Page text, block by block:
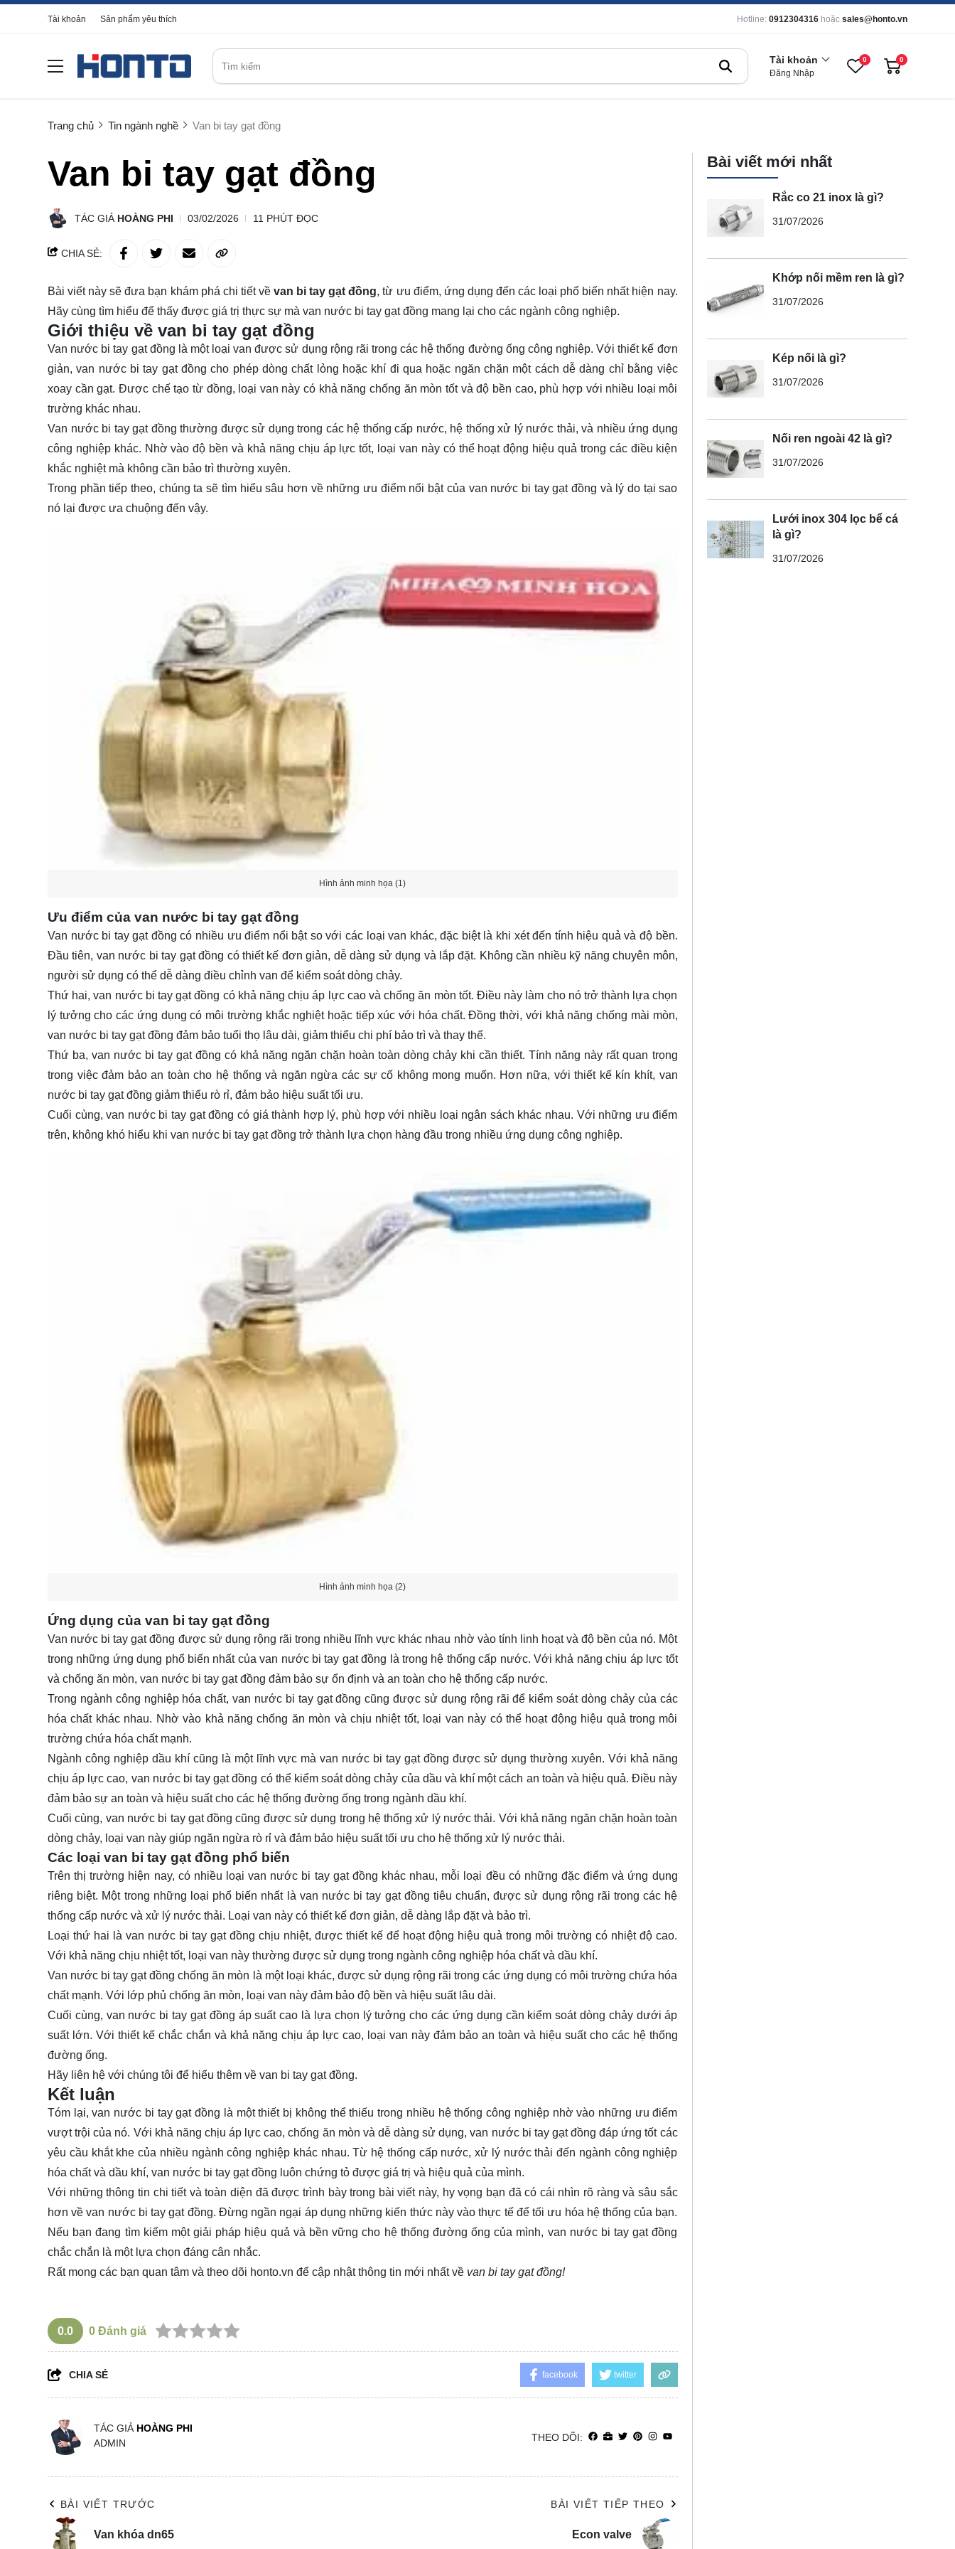
Tài khoản Sản phẩm yêu thích Hotline: 0912304316 hoặc sales@honto.vn
Tài khoản
Đăng Nhập
0 0
Trang chủ Tin ngành nghề Van bi tay gạt đồng
Van bi tay gạt đồng
TÁC GIẢ HOÀNG PHI 03/02/2026 11 PHÚT ĐỌC
CHIA SẺ:
Bài viết này sẽ đưa bạn khám phá chi tiết về van bi tay gạt đồng, từ ưu điểm, ứng dụng đến các loại phổ biến nhất hiện nay.
Hãy cùng tìm hiểu để thấy được giá trị thực sự mà van nước bi tay gạt đồng mang lại cho các ngành công nghiệp.
Giới thiệu về van bi tay gạt đồng
Van nước bi tay gạt đồng là một loại van được sử dụng rộng rãi trong các hệ thống đường ống công nghiệp. Với thiết kế đơn
giản, van nước bi tay gạt đồng cho phép dòng chất lỏng hoặc khí đi qua hoặc ngăn chặn một cách dễ dàng chỉ bằng việc
xoay cần gạt. Được chế tạo từ đồng, loại van này có khả năng chống ăn mòn tốt và độ bền cao, phù hợp với nhiều loại môi
trường khác nhau.
Van nước bi tay gạt đồng thường được sử dụng trong các hệ thống cấp nước, hệ thống xử lý nước thải, và nhiều ứng dụng
công nghiệp khác. Nhờ vào độ bền và khả năng chịu áp lực tốt, loại van này có thể hoạt động hiệu quả trong các điều kiện
khắc nghiệt mà không cần bảo trì thường xuyên.
Trong phần tiếp theo, chúng ta sẽ tìm hiểu sâu hơn về những ưu điểm nổi bật của van nước bi tay gạt đồng và lý do tại sao
nó lại được ưa chuộng đến vậy.
Hình ảnh minh họa (1)
Ưu điểm của van nước bi tay gạt đồng
Van nước bi tay gạt đồng có nhiều ưu điểm nổi bật so với các loại van khác, đặc biệt là khi xét đến tính hiệu quả và độ bền.
Đầu tiên, van nước bi tay gạt đồng có thiết kế đơn giản, dễ dàng sử dụng và lắp đặt. Không cần nhiều kỹ năng chuyên môn,
người sử dụng có thể dễ dàng điều chỉnh van để kiểm soát dòng chảy.
Thứ hai, van nước bi tay gạt đồng có khả năng chịu áp lực cao và chống ăn mòn tốt. Điều này làm cho nó trở thành lựa chọn
lý tưởng cho các ứng dụng có môi trường khắc nghiệt hoặc tiếp xúc với hóa chất. Đồng thời, với khả năng chống mài mòn,
van nước bi tay gạt đồng đảm bảo tuổi thọ lâu dài, giảm thiểu chi phí bảo trì và thay thế.
Thứ ba, van nước bi tay gạt đồng có khả năng ngăn chặn hoàn toàn dòng chảy khi cần thiết. Tính năng này rất quan trọng
trong việc đảm bảo an toàn cho hệ thống và ngăn ngừa các sự cố không mong muốn. Hơn nữa, với thiết kế kín khít, van
nước bi tay gạt đồng giảm thiểu rò rỉ, đảm bảo hiệu suất tối ưu.
Cuối cùng, van nước bi tay gạt đồng có giá thành hợp lý, phù hợp với nhiều loại ngân sách khác nhau. Với những ưu điểm
trên, không khó hiểu khi van nước bi tay gạt đồng trở thành lựa chọn hàng đầu trong nhiều ứng dụng công nghiệp.
Hình ảnh minh họa (2)
Ứng dụng của van bi tay gạt đồng
Van nước bi tay gạt đồng được sử dụng rộng rãi trong nhiều lĩnh vực khác nhau nhờ vào tính linh hoạt và độ bền của nó. Một
trong những ứng dụng phổ biến nhất của van nước bi tay gạt đồng là trong hệ thống cấp nước. Với khả năng chịu áp lực tốt
và chống ăn mòn, van nước bi tay gạt đồng đảm bảo sự ổn định và an toàn cho hệ thống cấp nước.
Trong ngành công nghiệp hóa chất, van nước bi tay gạt đồng cũng được sử dụng rộng rãi để kiểm soát dòng chảy của các
hóa chất khác nhau. Nhờ vào khả năng chống ăn mòn và chịu nhiệt tốt, loại van này có thể hoạt động hiệu quả trong môi
trường chứa hóa chất mạnh.
Ngành công nghiệp dầu khí cũng là một lĩnh vực mà van nước bi tay gạt đồng được sử dụng thường xuyên. Với khả năng
chịu áp lực cao, van nước bi tay gạt đồng có thể kiểm soát dòng chảy của dầu và khí một cách an toàn và hiệu quả. Điều này
đảm bảo sự an toàn và hiệu suất cho các hệ thống đường ống trong ngành dầu khí.
Cuối cùng, van nước bi tay gạt đồng cũng được sử dụng trong hệ thống xử lý nước thải. Với khả năng ngăn chặn hoàn toàn
dòng chảy, loại van này giúp ngăn ngừa rò rỉ và đảm bảo hiệu suất tối ưu cho hệ thống xử lý nước thải.
Các loại van bi tay gạt đồng phổ biến
Trên thị trường hiện nay, có nhiều loại van nước bi tay gạt đồng khác nhau, mỗi loại đều có những đặc điểm và ứng dụng
riêng biệt. Một trong những loại phổ biến nhất là van nước bi tay gạt đồng tiêu chuẩn, được sử dụng rộng rãi trong các hệ
thống cấp nước và xử lý nước thải. Loại van này có thiết kế đơn giản, dễ dàng lắp đặt và bảo trì.
Loại thứ hai là van nước bi tay gạt đồng chịu nhiệt, được thiết kế để hoạt động hiệu quả trong môi trường có nhiệt độ cao.
Với khả năng chịu nhiệt tốt, loại van này thường được sử dụng trong ngành công nghiệp hóa chất và dầu khí.
Van nước bi tay gạt đồng chống ăn mòn là một loại khác, được sử dụng rộng rãi trong các ứng dụng có môi trường chứa hóa
chất mạnh. Với lớp phủ chống ăn mòn, loại van này đảm bảo độ bền và hiệu suất lâu dài.
Cuối cùng, van nước bi tay gạt đồng áp suất cao là lựa chọn lý tưởng cho các ứng dụng cần kiểm soát dòng chảy dưới áp
suất lớn. Với thiết kế chắc chắn và khả năng chịu áp lực cao, loại van này đảm bảo an toàn và hiệu suất cho các hệ thống
đường ống.
Hãy liên hệ với chúng tôi để hiểu thêm về van bi tay gạt đồng.
Kết luận
Tóm lại, van nước bi tay gạt đồng là một thiết bị không thể thiếu trong nhiều hệ thống công nghiệp nhờ vào những ưu điểm
vượt trội của nó. Với khả năng chịu áp lực cao, chống ăn mòn và dễ dàng sử dụng, van nước bi tay gạt đồng đáp ứng tốt các
yêu cầu khắt khe của nhiều ngành công nghiệp khác nhau. Từ hệ thống cấp nước, xử lý nước thải đến ngành công nghiệp
hóa chất và dầu khí, van nước bi tay gạt đồng luôn chứng tỏ được giá trị và hiệu quả của mình.
Với những thông tin chi tiết và toàn diện đã được trình bày trong bài viết này, hy vọng bạn đã có cái nhìn rõ ràng và sâu sắc
hơn về van nước bi tay gạt đồng. Đừng ngần ngại áp dụng những kiến thức này vào thực tế để tối ưu hóa hệ thống của bạn.
Nếu bạn đang tìm kiếm một giải pháp hiệu quả và bền vững cho hệ thống đường ống của mình, van nước bi tay gạt đồng
chắc chắn là một lựa chọn đáng cân nhắc.
Rất mong các bạn quan tâm và theo dõi honto.vn để cập nhật thông tin mới nhất về van bi tay gạt đồng!
0.0 0 Đánh giá
CHIA SẺ facebook twitter
TÁC GIẢ HOÀNG PHI
ADMIN
THEO DÕI:
BÀI VIẾT TRƯỚC
Van khóa dn65
BÀI VIẾT TIẾP THEO
Econ valve
Bài viết mới nhất
Rắc co 21 inox là gì?
31/07/2026
Khớp nối mềm ren là gì?
31/07/2026
Kép nối là gì?
31/07/2026
Nối ren ngoài 42 là gì?
31/07/2026
Lưới inox 304 lọc bể cá
là gì?
31/07/2026